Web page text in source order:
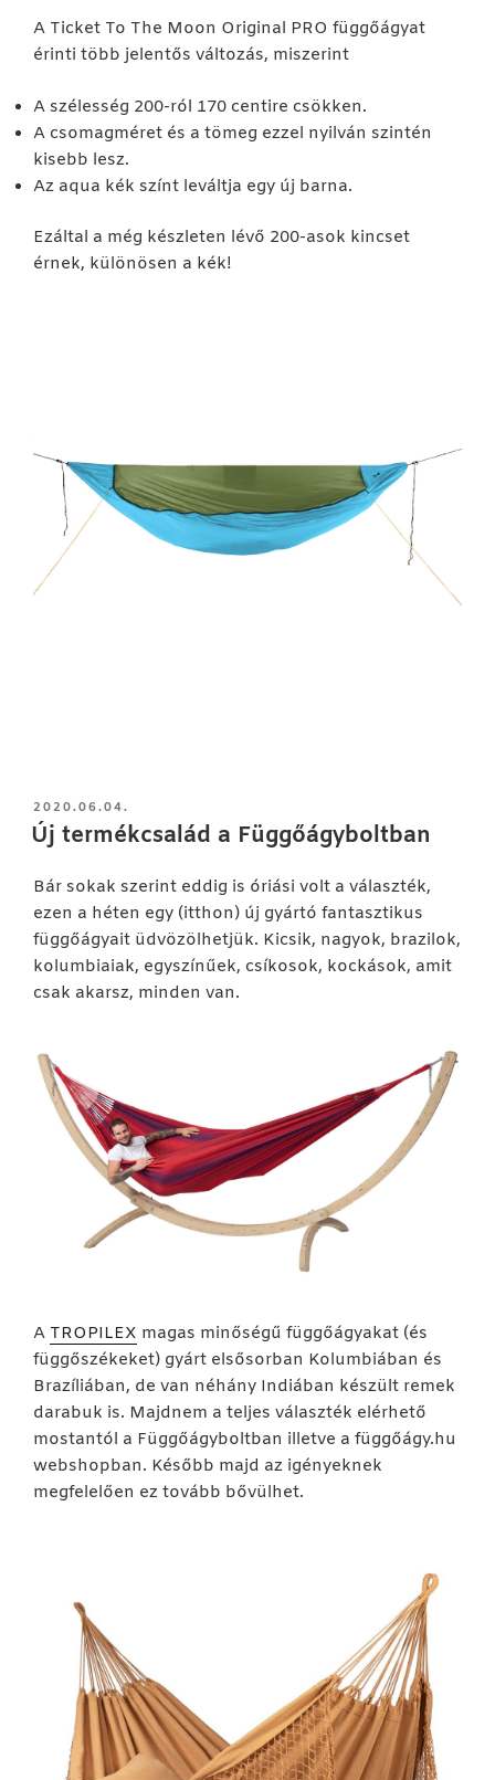
A Ticket To The Moon Original PRO függőágyat
érinti több jelentős változás, miszerint
A szélesség 200-ról 170 centire csökken.
A csomagméret és a tömeg ezzel nyilván szintén
kisebb lesz.
Az aqua kék színt leváltja egy új barna.
Ezáltal a még készleten lévő 200-asok kincset
érnek, különösen a kék!
BEKÜLDVE:
2020.06.04.
Új termékcsalád a Függőágyboltban
Bár sokak szerint eddig is óriási volt a választék,
ezen a héten egy (itthon) új gyártó fantasztikus
függőágyait üdvözölhetjük. Kicsik, nagyok, brazilok,
kolumbiaiak, egyszínűek, csíkosok, kockások, amit
csak akarsz, minden van.
A TROPILEX magas minőségű függőágyakat (és
függőszékeket) gyárt elsősorban Kolumbiában és
Brazíliában, de van néhány Indiában készült remek
darabuk is. Majdnem a teljes választék elérhető
mostantól a Függőágyboltban illetve a függőágy.hu
webshopban. Később majd az igényeknek
megfelelően ez tovább bővülhet.